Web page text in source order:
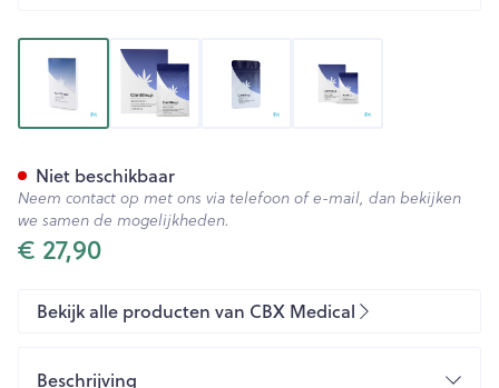
View larger imageView larger image
€ 27,90
Niet beschikbaar
Neem contact op met ons via telefoon of e-mail, dan bekijken
we samen de mogelijkheden.
Bekijk alle producten van CBX Medical
Beschrijving